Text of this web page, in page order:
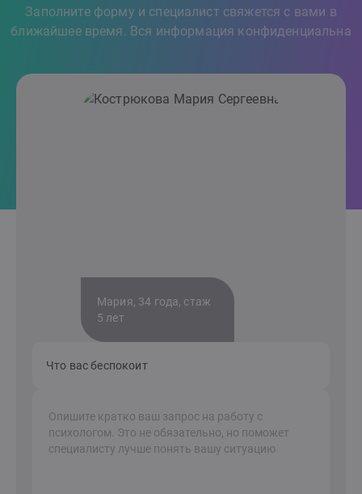
Заполните форму и специалист свяжется с вами в
ближайшее время. Вся информация конфиденциальна
Мария, 34 года, стаж
5 лет
Что вас беспокоит